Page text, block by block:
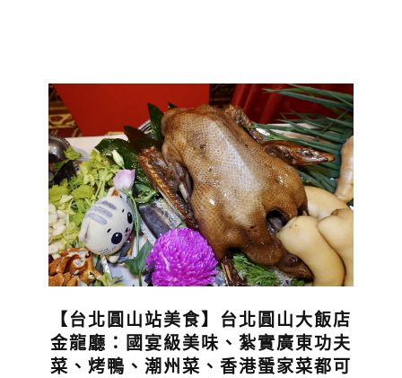
【台北圓山站美食】台北圓山大飯店
金龍廳：國宴級美味、紮實廣東功夫
菜、烤鴨、潮州菜、香港蜑家菜都可